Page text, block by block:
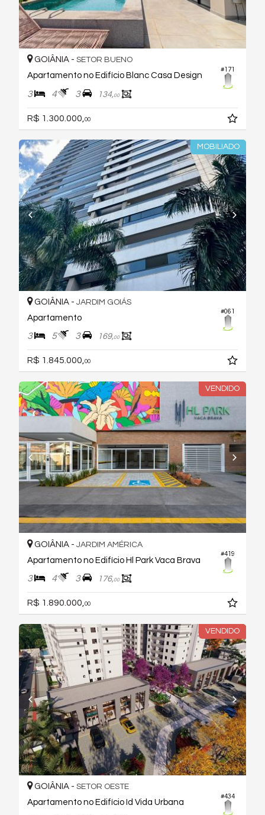
#171
GOIÂNIA - SETOR BUENO
Apartamento no Edifício Blanc Casa Design
3 4 3 134,00
R$ 1.300.000, 00
MOBILIADO
#061
GOIÂNIA - JARDIM GOIÁS
Apartamento
3 5 3 169,00
R$ 1.845.000,00
VENDIDO
#419
GOIÂNIA - JARDIM AMÉRICA
Apartamento no Edifício Hl Park Vaca Brava
3 4 3 176,00
R$ 1.890.000, 00
VENDIDO
#434
GOIÂNIA - SETOR OESTE
Apartamento no Edifício Id Vida Urbana